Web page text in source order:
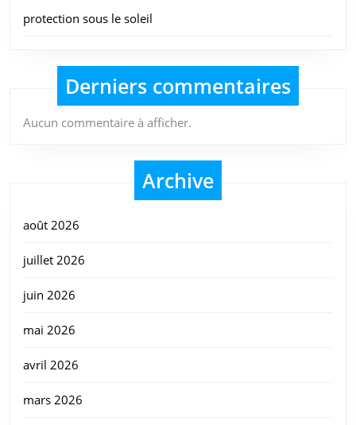
protection sous le soleil
Derniers commentaires
Aucun commentaire à afficher.
Archive
août 2026
juillet 2026
juin 2026
mai 2026
avril 2026
mars 2026